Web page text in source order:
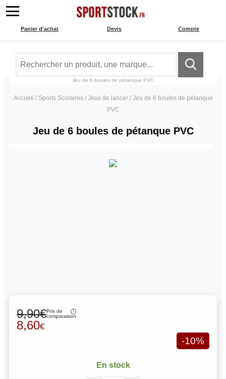
Compte
Devis
Panier d'achat
Jeu de 6 boules de pétanque PVC
Accueil / Sports Scolaires/ Jeux de lancer/ Jeu de 6 boules de pétanque
PVC
Jeu de 6 boules de pétanque PVC
9,90€Prix de
comparaison
8,60€
-10%
En stock